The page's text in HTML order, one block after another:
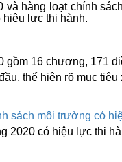
và hàng loạt chính
hiệu lực thi hành.
16 chương, 171
thể hiện rõ mục
2020 có hiệu lực thi